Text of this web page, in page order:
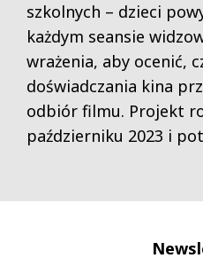
szkolnych – dzieci
każdym seansie
wrażenia, aby ocenić,
doświadczania kina
odbiór filmu. Projekt
październiku 2023 i